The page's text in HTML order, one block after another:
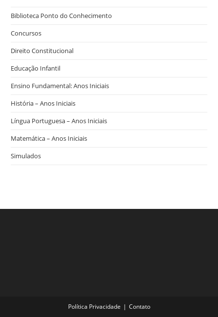
Biblioteca Ponto do Conhecimento
Concursos
Direito Constitucional
Educação Infantil
Ensino Fundamental: Anos Iniciais
História – Anos Iniciais
Língua Portuguesa – Anos Iniciais
Matemática – Anos Iniciais
Simulados
Política Privacidade Contato